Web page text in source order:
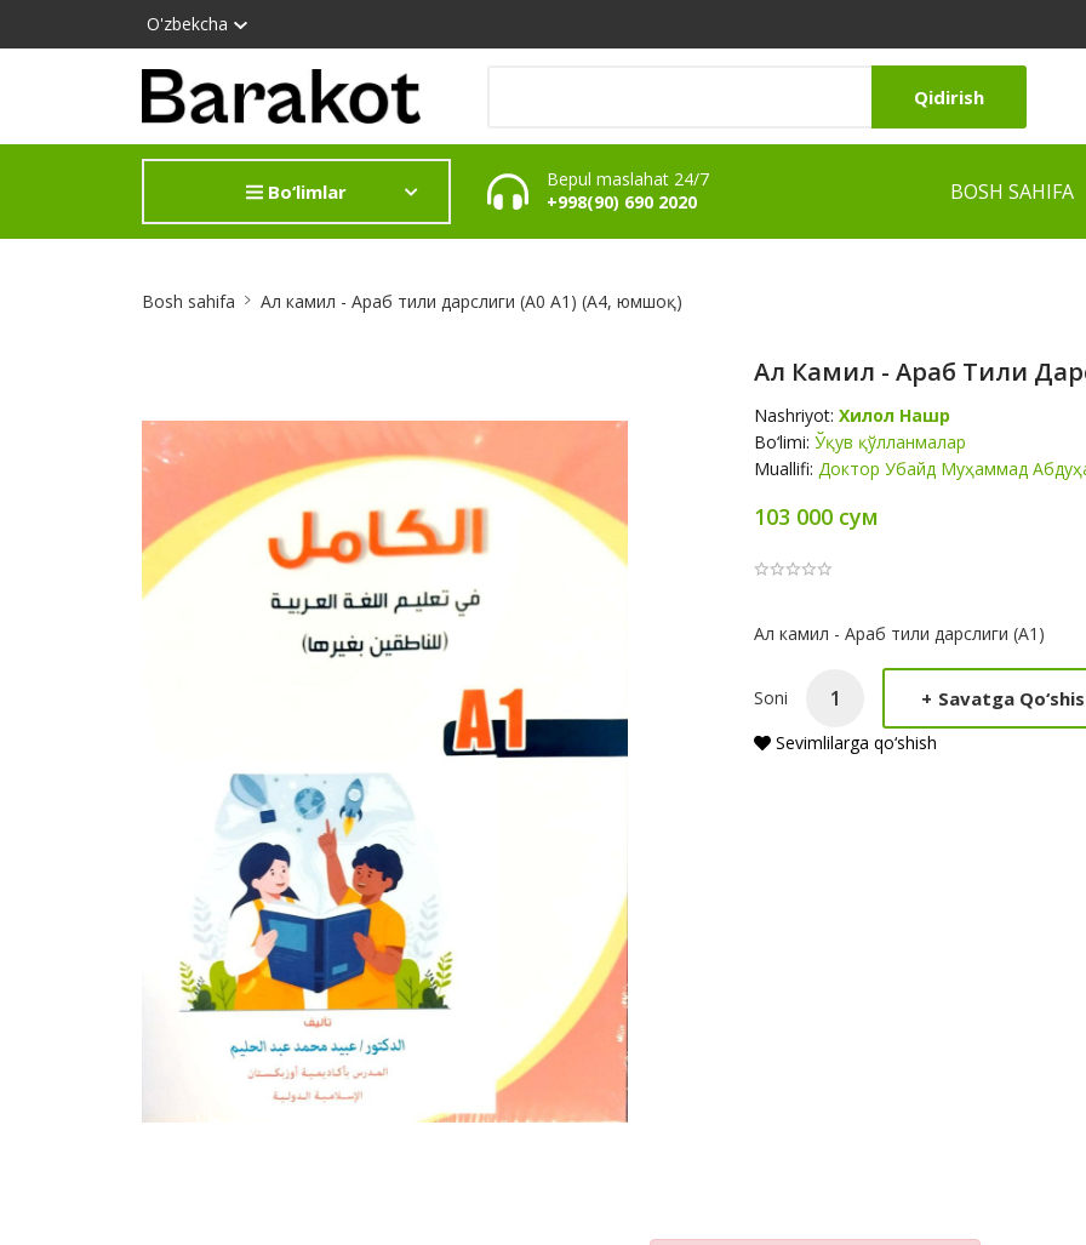
O'zbekcha
Qidirish
Bo‘limlar
Bepul maslahat 24/7
+998(90) 690 2020
BOSH SAHIFA
Bosh sahifa Ал камил - Араб тили дарслиги (А0 A1) (А4, юмшоқ)
Ал Камил - Араб Тили
Nashriyot: Хилол Нашр
Bo‘limi: Ўқув қўлланмалар
Muallifi: Доктор Убайд Муҳаммад
103 000 сум
Product
Ал камил - Араб тили дарслиги (A1)
Soni + Savatga
Sevimlilarga qo‘shish